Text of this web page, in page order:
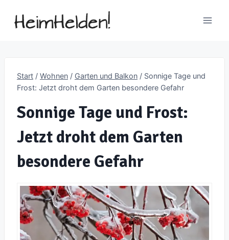
Inhalt
Start / Wohnen / Garten und Balkon / Sonnige Tage und
Frost: Jetzt droht dem Garten besondere Gefahr
Sonnige Tage und Frost:
Jetzt droht dem Garten
besondere Gefahr